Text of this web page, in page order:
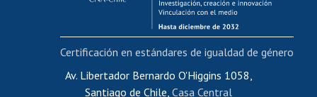
Cursos internos de capacitación
Bienestar del personal
Portal de movilidad interna
Certificado de renta
Certificado de renta honorarios
Av. Libertador Bernardo O'Higgins 1058,
Santiago de Chile, Casa Central
Certificación en estándares de igualdad de género